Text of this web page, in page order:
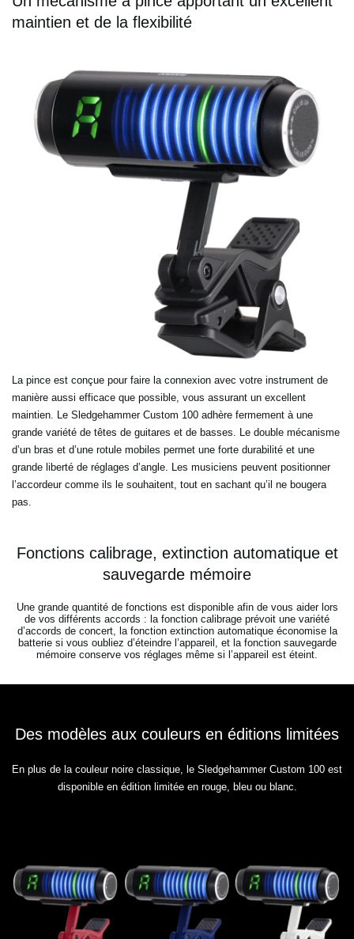
maintien et de la flexibilité
La pince est conçue pour faire la connexion avec votre instrument de
manière aussi efficace que possible, vous assurant un excellent
maintien. Le Sledgehammer Custom 100 adhère fermement à une
grande variété de têtes de guitares et de basses. Le double mécanisme
d’un bras et d’une rotule mobiles permet une forte durabilité et une
grande liberté de réglages d’angle. Les musiciens peuvent positionner
l’accordeur comme ils le souhaitent, tout en sachant qu’il ne bougera
pas.
Fonctions calibrage, extinction automatique et
sauvegarde mémoire
Une grande quantité de fonctions est disponible afin de vous aider lors
de vos différents accords : la fonction calibrage prévoit une variété
d’accords de concert, la fonction extinction automatique économise la
batterie si vous oubliez d’éteindre l’appareil, et la fonction sauvegarde
mémoire conserve vos réglages même si l’appareil est éteint.
Des modèles aux couleurs en éditions limitées
En plus de la couleur noire classique, le Sledgehammer Custom 100 est
disponible en édition limitée en rouge, bleu ou blanc.